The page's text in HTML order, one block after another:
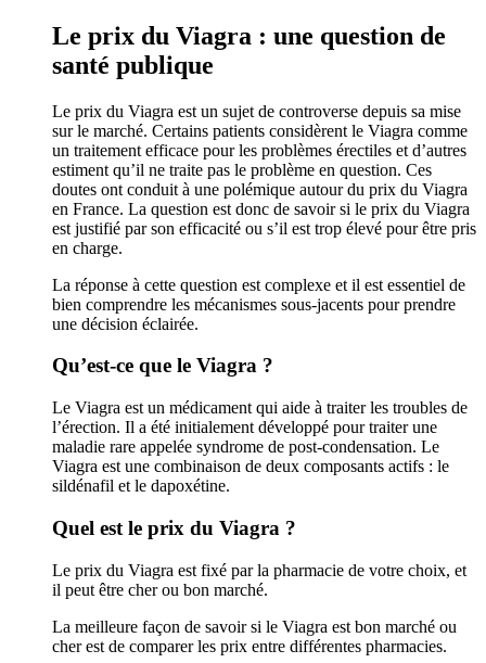
Le prix du Viagra : une question de
santé publique
Le prix du Viagra est un sujet de controverse depuis sa mise
sur le marché. Certains patients considèrent le Viagra comme
un traitement efficace pour les problèmes érectiles et d’autres
estiment qu’il ne traite pas le problème en question. Ces
doutes ont conduit à une polémique autour du prix du Viagra
en France. La question est donc de savoir si le prix du Viagra
est justifié par son efficacité ou s’il est trop élevé pour être pris
en charge.
La réponse à cette question est complexe et il est essentiel de
bien comprendre les mécanismes sous-jacents pour prendre
une décision éclairée.
Qu’est-ce que le Viagra ?
Le Viagra est un médicament qui aide à traiter les troubles de
l’érection. Il a été initialement développé pour traiter une
maladie rare appelée syndrome de post-condensation. Le
Viagra est une combinaison de deux composants actifs : le
sildénafil et le dapoxétine.
Quel est le prix du Viagra ?
Le prix du Viagra est fixé par la pharmacie de votre choix, et
il peut être cher ou bon marché.
La meilleure façon de savoir si le Viagra est bon marché ou
cher est de comparer les prix entre différentes pharmacies.